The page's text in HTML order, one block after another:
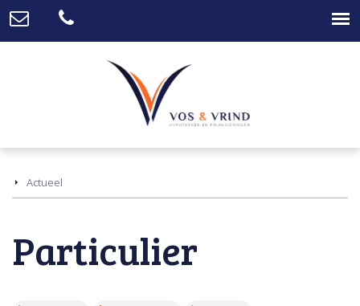
Actueel
Particulier